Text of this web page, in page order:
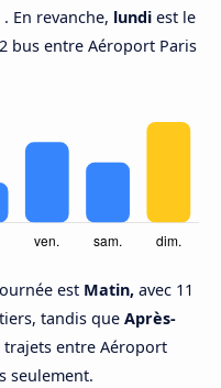
En revanche, lundi est le
bus entre Aéroport Paris
est Matin, avec 11
tandis que Après-
entre Aéroport
seulement.